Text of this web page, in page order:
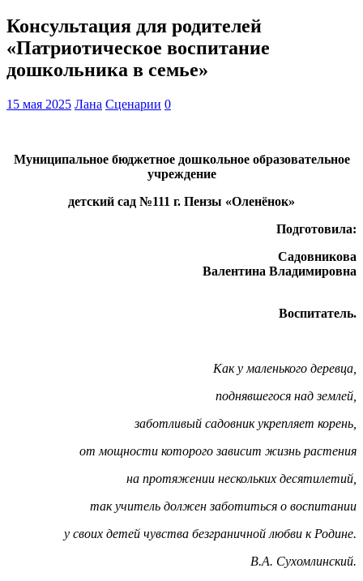
Консультация для родителей
«Патриотическое воспитание
дошкольника в семье»
15 мая 2025 Лана Сценарии 0
Муниципальное бюджетное дошкольное образовательное
учреждение
детский сад №111 г. Пензы «Оленёнок»
Подготовила:
Садовникова
Валентина Владимировна
Воспитатель.
Как у маленького деревца,
поднявшегося над землей,
заботливый садовник укрепляет корень,
от мощности которого зависит жизнь растения
на протяжении нескольких десятилетий,
так учитель должен заботиться о воспитании
у своих детей чувства безграничной любви к Родине.
В.А. Сухомлинский.